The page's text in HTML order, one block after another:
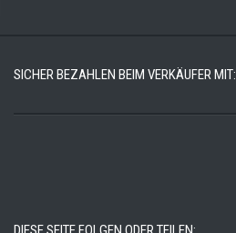
SICHER BEZAHLEN BEIM VERKÄUFER MIT: